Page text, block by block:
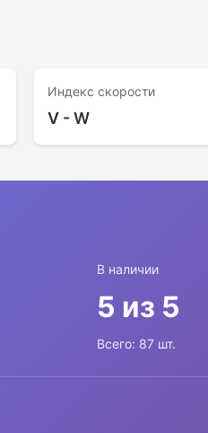
Индекс скорости
V - W
В наличии
5 из 5
Всего: 87 шт.